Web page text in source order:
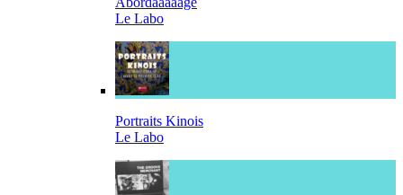
Le Labo
Portraits Kinois
Le Labo